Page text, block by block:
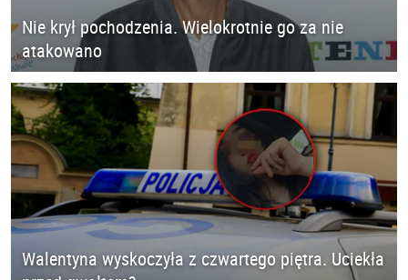
Nie krył pochodzenia. Wielokrotnie go za nie
atakowano
Walentyna wyskoczyła z czwartego piętra. Uciekła